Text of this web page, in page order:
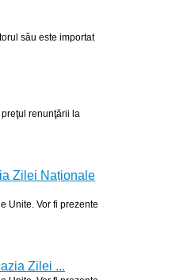
său este importat
renunţării la
Zilei Naționale
Unite. Vor fi prezente
Zilei ...